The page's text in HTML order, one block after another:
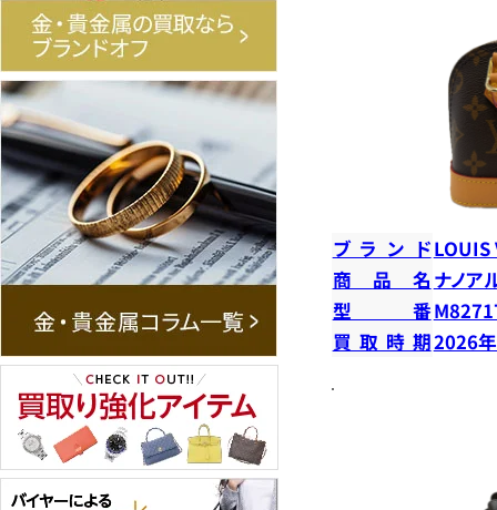
ブランドLOUIS
商品名 ナノア
型番
買取時期2026